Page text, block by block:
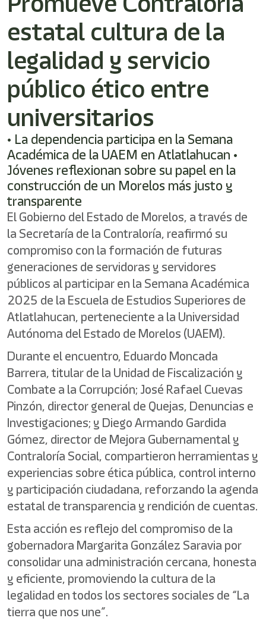
estatal cultura de la
legalidad y servicio
público ético entre
universitarios
• La dependencia participa en la Semana
Académica de la UAEM en Atlatlahucan •
Jóvenes reflexionan sobre su papel en la
construcción de un Morelos más justo y
transparente
El Gobierno del Estado de Morelos, a través de
la Secretaría de la Contraloría, reafirmó su
compromiso con la formación de futuras
generaciones de servidoras y servidores
públicos al participar en la Semana Académica
2025 de la Escuela de Estudios Superiores de
Atlatlahucan, perteneciente a la Universidad
Autónoma del Estado de Morelos (UAEM).
Durante el encuentro, Eduardo Moncada
Barrera, titular de la Unidad de Fiscalización y
Combate a la Corrupción; José Rafael Cuevas
Pinzón, director general de Quejas, Denuncias e
Investigaciones; y Diego Armando Gardida
Gómez, director de Mejora Gubernamental y
Contraloría Social, compartieron herramientas y
experiencias sobre ética pública, control interno
y participación ciudadana, reforzando la agenda
estatal de transparencia y rendición de cuentas.
Esta acción es reflejo del compromiso de la
gobernadora Margarita González Saravia por
consolidar una administración cercana, honesta
y eficiente, promoviendo la cultura de la
legalidad en todos los sectores sociales de “La
tierra que nos une”.